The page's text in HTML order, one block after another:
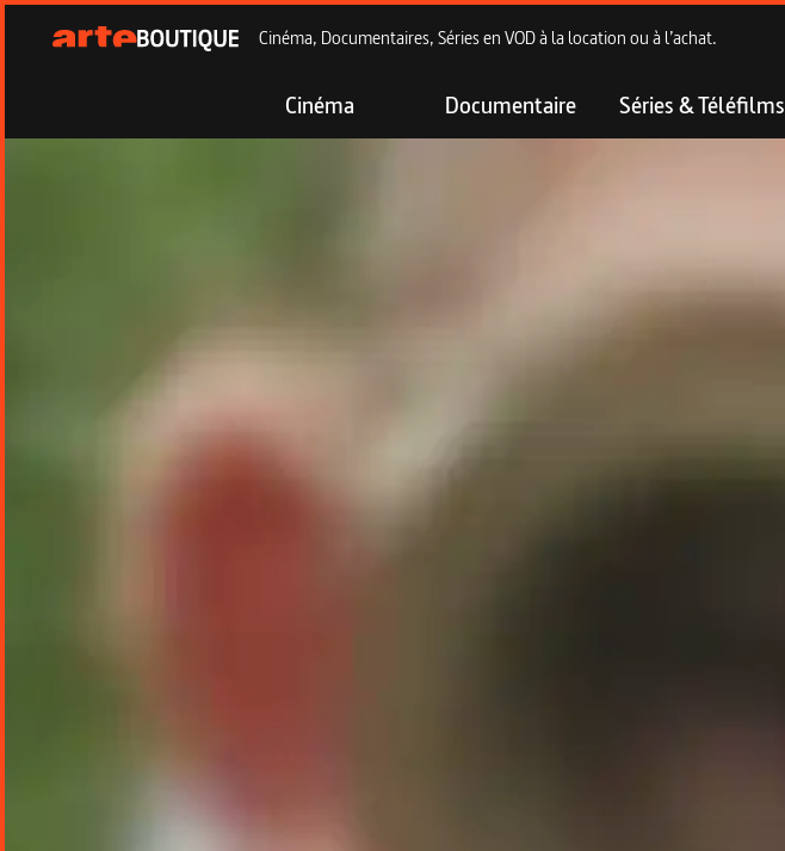
Cinéma, Documentaires, Séries en VOD à la location ou à l’achat.
Cinéma Documentaire Séries & Téléfilms